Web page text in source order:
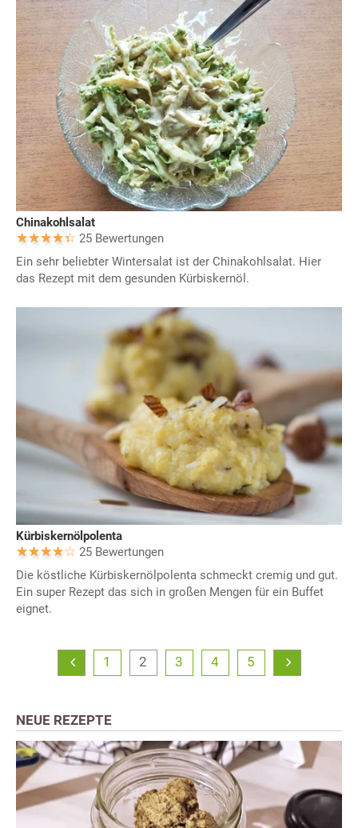
Chinakohlsalat
25 Bewertungen
Ein sehr beliebter Wintersalat ist der Chinakohlsalat. Hier
das Rezept mit dem gesunden Kürbiskernöl.
Kürbiskernölpolenta
25 Bewertungen
Die köstliche Kürbiskernölpolenta schmeckt cremig und gut.
Ein super Rezept das sich in großen Mengen für ein Buffet
eignet.
1 2 3 4 5
NEUE REZEPTE